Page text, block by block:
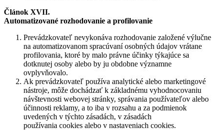
Článok XVII.
Automatizované rozhodovanie a profilovanie
Prevádzkovateľ nevykonáva rozhodovanie založené výlučne
na automatizovanom spracúvaní osobných údajov vrátane
profilovania, ktoré by malo právne účinky týkajúce sa
dotknutej osoby alebo by ju obdobne významne
ovplyvňovalo.
Ak prevádzkovateľ používa analytické alebo marketingové
nástroje, môže dochádzať k základnému vyhodnocovaniu
návštevnosti webovej stránky, správania používateľov alebo
účinnosti reklamy, a to iba v rozsahu a za podmienok
uvedených v týchto zásadách, v zásadách
používania cookies alebo v nastaveniach cookies.